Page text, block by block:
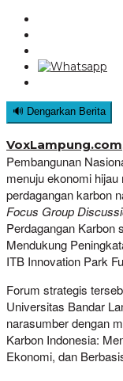
🔊 Dengarkan Berita
VoxLampung.com
Pembangunan
menuju ekonomi
perdagangan karbon
Focus Group
Perdagangan Karbon
Mendukung
ITB Innovation Park
Forum strategis
Universitas Bandar
narasumber dengan
Karbon Indonesia:
Ekonomi, dan